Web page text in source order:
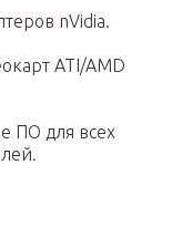
nVidia.
ATI/AMD
ПО для всех